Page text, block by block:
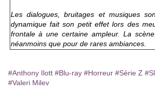
Les dialogues, bruitages et musiques
dynamique fait son petit effet lors des
frontale à une certaine ampleur. La
néanmoins que pour de rares ambiances.
#Anthony Ilott #Blu-ray #Horreur #Série Z
#Valeri Milev